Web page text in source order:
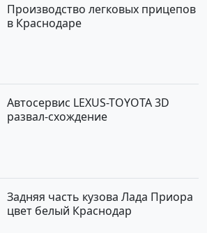
Производство легковых прицепов
в Краснодаре
Автосервис LEXUS-TOYOTA 3D
развал-схождение
Задняя часть кузова Лада Приора
цвет белый Краснодар